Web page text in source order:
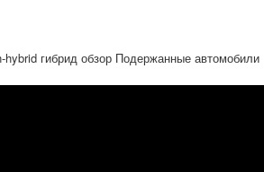
hybrid гибрид обзор Подержанные автомобили